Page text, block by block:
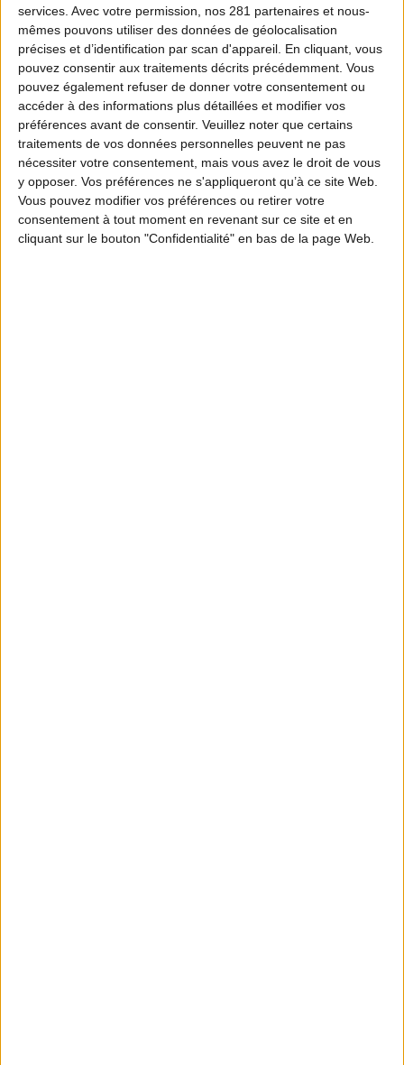
services. Avec votre permission, nos 281 partenaires et nous-
mêmes pouvons utiliser des données de géolocalisation
précises et d’identification par scan d'appareil. En cliquant, vous
pouvez consentir aux traitements décrits précédemment. Vous
pouvez également refuser de donner votre consentement ou
accéder à des informations plus détaillées et modifier vos
préférences avant de consentir. Veuillez noter que certains
traitements de vos données personnelles peuvent ne pas
nécessiter votre consentement, mais vous avez le droit de vous
y opposer. Vos préférences ne s'appliqueront qu’à ce site Web.
Vous pouvez modifier vos préférences ou retirer votre
consentement à tout moment en revenant sur ce site et en
cliquant sur le bouton "Confidentialité" en bas de la page Web.